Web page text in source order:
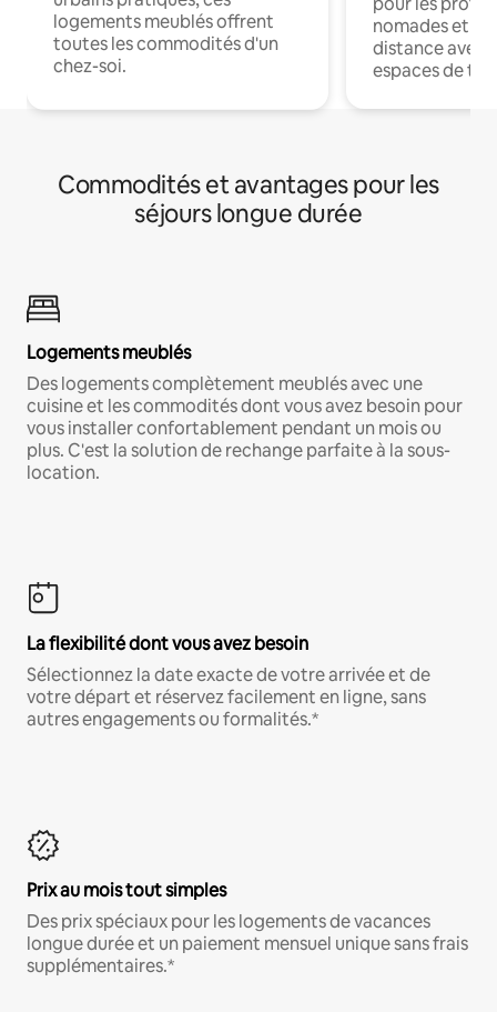
logements meublés offrent
toutes les commodités d'un
chez-soi.
nomades et
distance avec
espaces de
Commodités et avantages pour les
séjours longue durée
Logements meublés
Des logements complètement meublés avec une
cuisine et les commodités dont vous avez besoin pour
vous installer confortablement pendant un mois ou
plus. C'est la solution de rechange parfaite à la sous-
location.
La flexibilité dont vous avez besoin
Sélectionnez la date exacte de votre arrivée et de
votre départ et réservez facilement en ligne, sans
autres engagements ou formalités.*
Prix au mois tout simples
Des prix spéciaux pour les logements de vacances
longue durée et un paiement mensuel unique sans frais
supplémentaires.*